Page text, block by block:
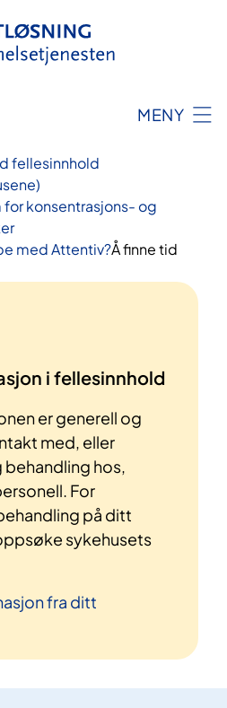
MENY
fellesinnhold
konsentrasjons- og
med Attentiv?Å finne tid
i fellesinnhold
er generell og
med, eller
hos,
For
på ditt
sykehusets
fra ditt